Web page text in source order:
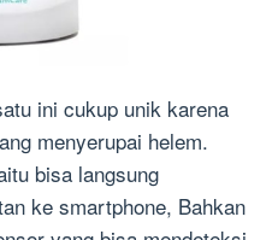
ini cukup unik karena
menyerupai helem.
bisa langsung
ke smartphone, Bahkan